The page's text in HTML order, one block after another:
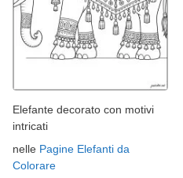
Elefante decorato con motivi
intricati
nelle Pagine Elefanti da
Colorare